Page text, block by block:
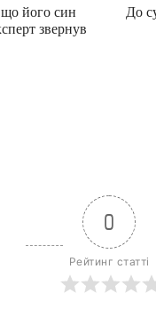
його син
звернув
До
0
Рейтинг статті